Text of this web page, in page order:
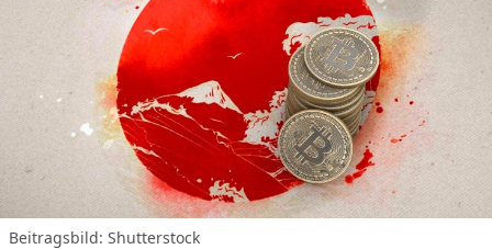
Beitragsbild: Shutterstock